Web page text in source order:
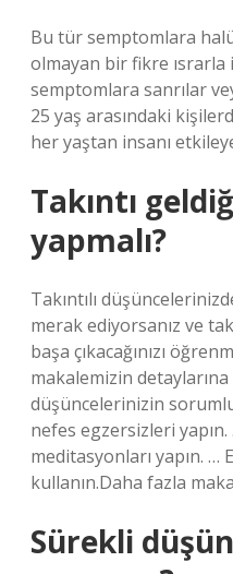
Bu tür semptomlara
olmayan bir fikre
semptomlara sanrılar
25 yaş arasındaki
her yaştan insanı
Takıntı
yapmalı?
Takıntılı
merak ediyorsanız ve
başa çıkacağınızı
makalemizin
düşüncelerinizin
nefes egzersizleri yapın.
meditasyonları yapın. …
kullanın.Daha fazla
Sürekli